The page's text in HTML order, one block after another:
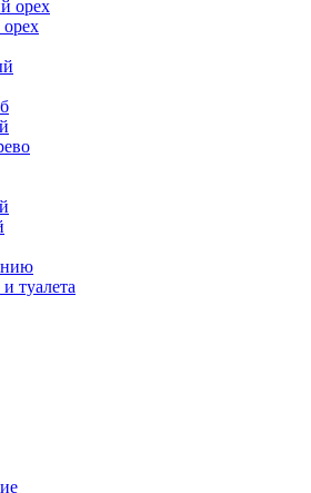
орех
туалета